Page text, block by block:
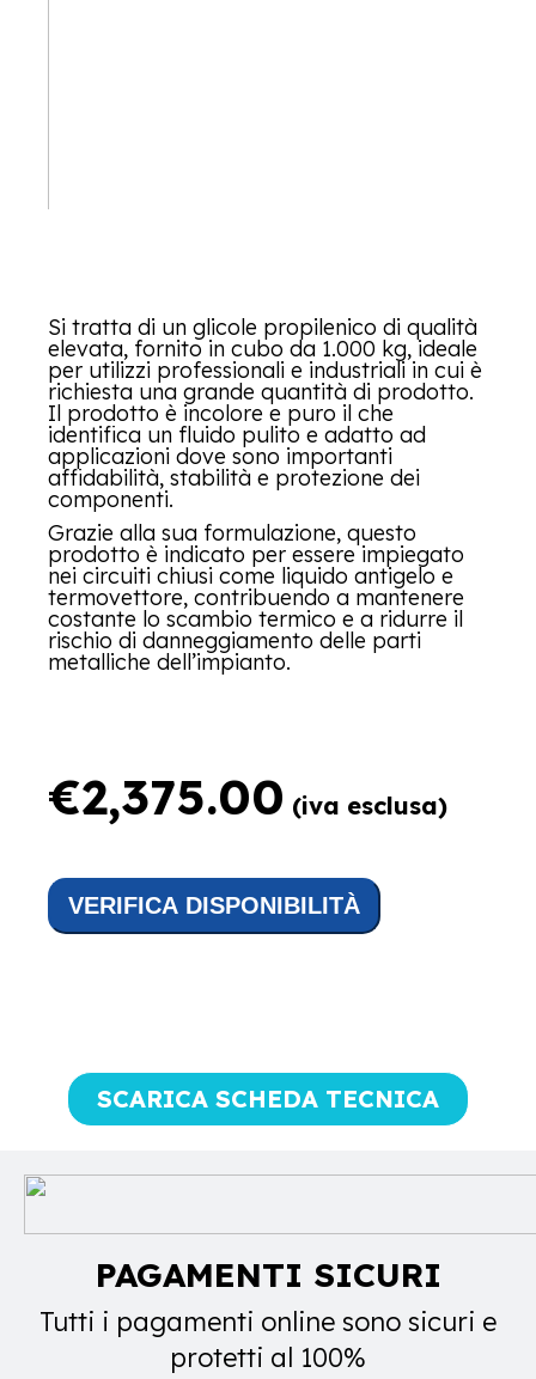
SCARICA SCHEDA TECNICA
Si tratta di un glicole propilenico di qualità
elevata, fornito in cubo da 1.000 kg, ideale
per utilizzi professionali e industriali in cui è
richiesta una grande quantità di prodotto.
Il prodotto è incolore e puro il che
identifica un fluido pulito e adatto ad
applicazioni dove sono importanti
affidabilità, stabilità e protezione dei
componenti.
Grazie alla sua formulazione, questo
prodotto è indicato per essere impiegato
nei circuiti chiusi come liquido antigelo e
termovettore, contribuendo a mantenere
costante lo scambio termico e a ridurre il
rischio di danneggiamento delle parti
metalliche dell’impianto.
€2,375.00 (iva esclusa)
VERIFICA DISPONIBILITÀ
PAGAMENTI SICURI
Tutti i pagamenti online sono sicuri e
protetti al 100%